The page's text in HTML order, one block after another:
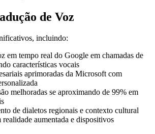
de Voz
incluindo:
em tempo real do Google em chamadas de
características vocais
aprimoradas da Microsoft com
melhoradas se aproximando de 99% em
de dialetos regionais e contexto cultural
realidade aumentada e dispositivos